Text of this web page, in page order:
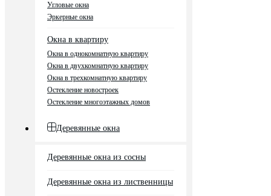
Угловые окна
Эркерные окна
Окна в квартиру
Окна в однокомнатную квартиру
Окна в двухкомнатную квартиру
Окна в трехкомнатную квартиру
Остекление новостроек
Остекление многоэтажных домов
Деревянные окна
Деревянные окна из сосны
Деревянные окна из лиственницы